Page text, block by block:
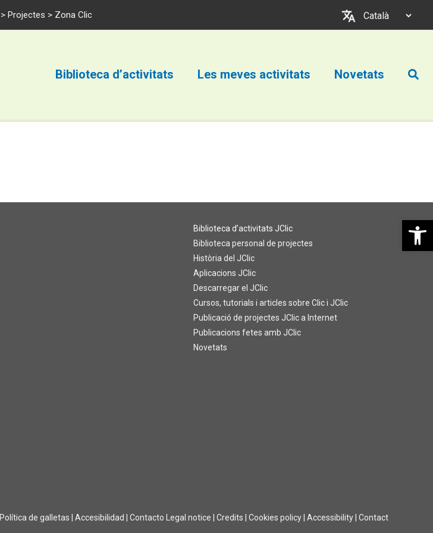
Obre la
> Projectes > Zona Clic
un
Biblioteca d’activitats Les meves activitats Novetats
Biblioteca d’activitats JClic
Biblioteca personal de projectes
Història del JClic
Aplicacions JClic
Descarregar el JClic
Cursos, tutorials i articles sobre Clic i JClic
Publicació de projectes JClic a Internet
Publicacions fetes amb JClic
Novetats
Política de galletas Accesibilidad Contacto Legal notice Credits Cookies policy Accessibility Contact